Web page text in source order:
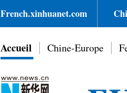
French.xinhuanet.com
Accueil Chine-Europe